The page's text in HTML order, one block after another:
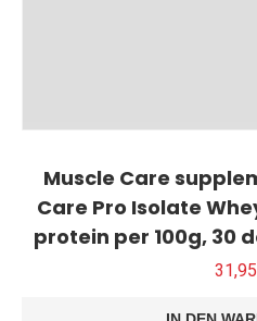
Muscle Care
Care Pro Isolate
protein per 100g, 30
31,95